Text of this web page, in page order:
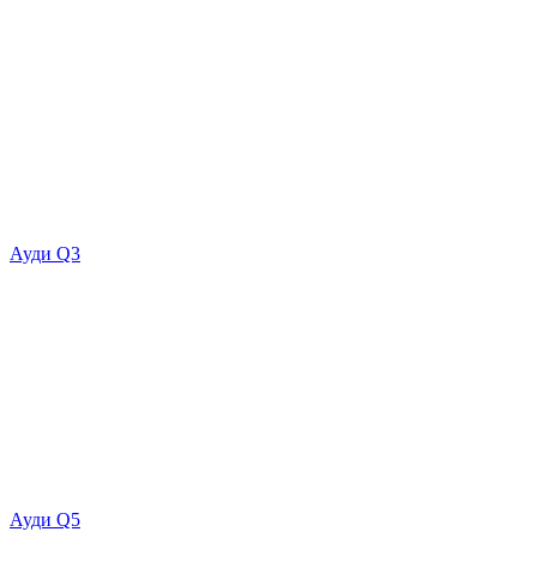
Ауди Q3
Ауди Q5